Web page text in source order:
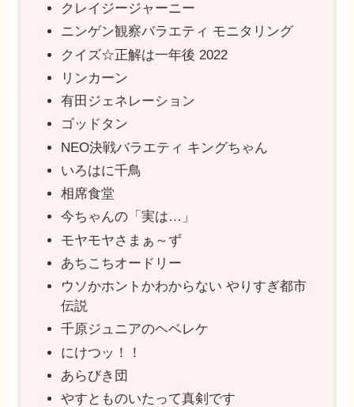
クレイジージャーニー
ニンゲン観察バラエティ モニタリング
クイズ☆正解は一年後 2022
リンカーン
有田ジェネレーション
ゴッドタン
NEO決戦バラエティ キングちゃん
いろはに千鳥
相席食堂
今ちゃんの「実は…」
モヤモヤさまぁ～ず
あちこちオードリー
ウソかホントかわからない やりすぎ都市
伝説
千原ジュニアのヘベレケ
にけつッ！！
あらびき団
やすとものいたって真剣です